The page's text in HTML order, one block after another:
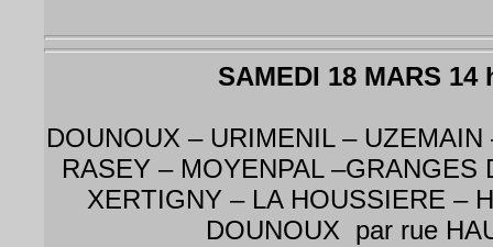
SAMEDI 18 MARS 14
DOUNOUX – URIMENIL – UZEMAIN
RASEY – MOYENPAL –GRANGES
XERTIGNY – LA HOUSSIERE –
DOUNOUX par rue